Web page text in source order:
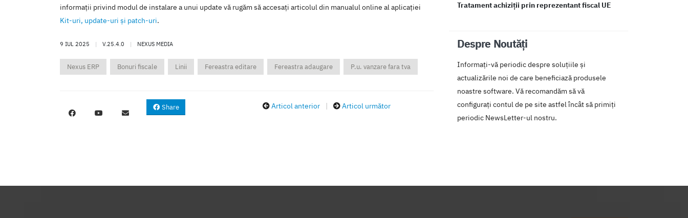
informaţii privind modul de instalare a unui update vă rugăm să accesaţi articolul din manualul online al aplicaţiei
Kit-uri, update-uri şi patch-uri.
9 IUL 2025 | V.25.4.0 | NEXUS MEDIA
Nexus ERP Bonuri fiscale Linii Fereastra editare Fereastra adaugare P.u. vanzare fara tva
Share Articol anterior | Articol următor
Tratament achiziții prin reprezentant fiscal UE
Despre Noutăți
Informați-vă periodic despre soluțiile și
actualizările noi de care beneficiază produsele
noastre software. Vă recomandăm să vă
configurați contul de pe site astfel încât să primiți
periodic NewsLetter-ul nostru.